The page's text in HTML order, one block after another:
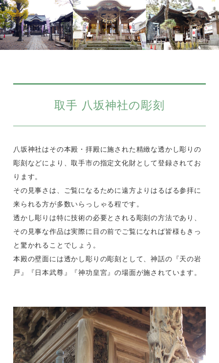
取手 八坂神社の彫刻
八坂神社はその本殿・拝殿に施された精緻な透かし彫りの
彫刻などにより、取手市の指定文化財として登録されてお
ります。
その見事さは、ご覧になるために遠方よりはるばる参拝に
来られる方が多数いらっしゃる程です。
透かし彫りは特に技術の必要とされる彫刻の方法であり、
その見事な作品は実際に目の前でご覧になれば皆様もきっ
と驚かれることでしょう。
本殿の壁面には透かし彫りの彫刻として、神話の『天の岩
戸』『日本武尊』『神功皇宮』の場面が施されています。